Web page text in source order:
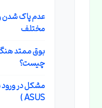
عدم پاک شدن و
مختلف
بوق ممتد
چیست؟
مشکل در
ASUS )